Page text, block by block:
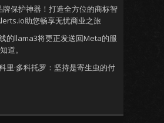
牌保护神器！打造全方位的商标智
助您畅享无忧商业之旅
的llama3将更正发送回Meta的服
道。
里·多科托罗：坚持是寄生虫的付